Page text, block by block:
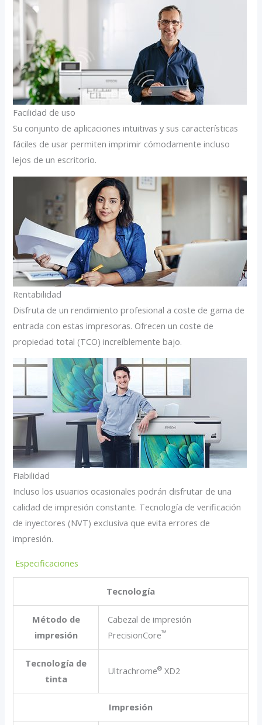
Facilidad de uso
Su conjunto de aplicaciones intuitivas y sus características
fáciles de usar permiten imprimir cómodamente incluso
lejos de un escritorio.
Rentabilidad
Disfruta de un rendimiento profesional a coste de gama de
entrada con estas impresoras. Ofrecen un coste de
propiedad total (TCO) increíblemente bajo.
Fiabilidad
Incluso los usuarios ocasionales podrán disfrutar de una
calidad de impresión constante. Tecnología de verificación
de inyectores (NVT) exclusiva que evita errores de
impresión.
Especificaciones
Tecnología
Método de
impresión
Cabezal de impresión
PrecisionCore™
Tecnología de
tinta
Ultrachrome® XD2
Impresión